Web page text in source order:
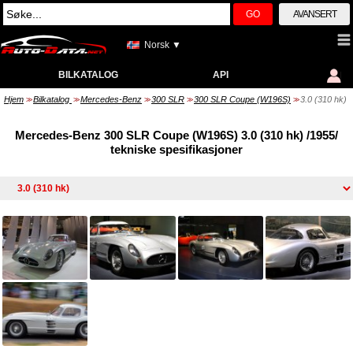
GO AVANSERT
Norsk ▼
BILKATALOG API
Hjem >> Bilkatalog >> Mercedes-Benz >> 300 SLR >> 300 SLR Coupe (W196S) >> 3.0 (310 hk)
Mercedes-Benz 300 SLR Coupe (W196S) 3.0 (310 hk) /1955/
tekniske spesifikasjoner